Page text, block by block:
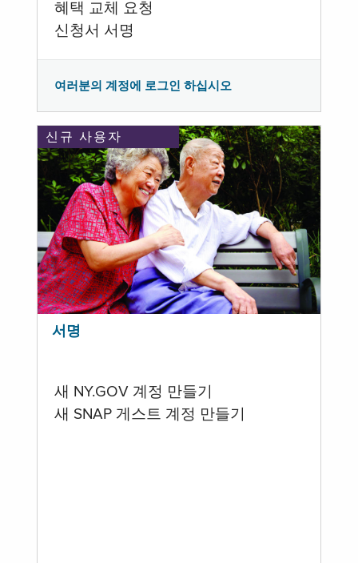
혜택 교체 요청
신청서 서명
여러분의 계정에 로그인 하십시오
신규 사용자
서명
새 NY.GOV 계정 만들기
새 SNAP 게스트 계정 만들기